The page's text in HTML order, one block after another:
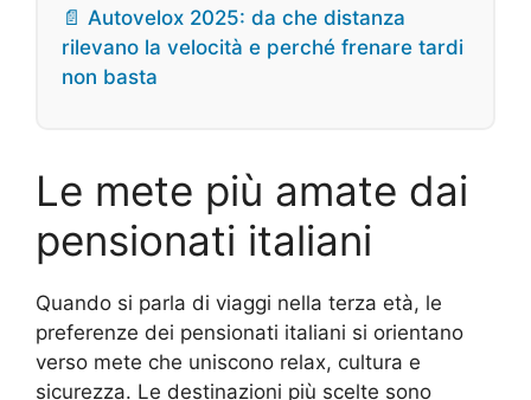
📄 Autovelox 2025: da che distanza
rilevano la velocità e perché frenare tardi
non basta
Le mete più amate dai
pensionati italiani
Quando si parla di viaggi nella terza età, le
preferenze dei pensionati italiani si orientano
verso mete che uniscono relax, cultura e
sicurezza. Le destinazioni più scelte sono